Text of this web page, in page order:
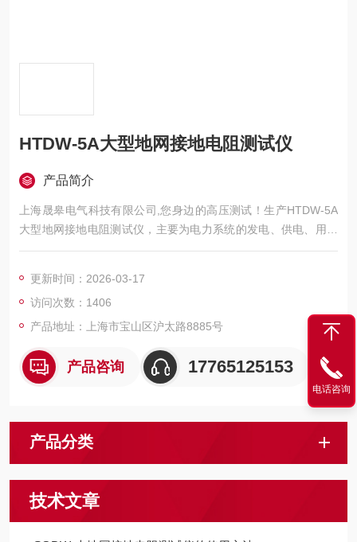
HTDW-5A大型地网接地电阻测试仪
产品简介
上海晟皋电气科技有限公司,您身边的高压测试！生产HTDW-5A
大型地网接地电阻测试仪，主要为电力系统的发电、供电、用电
部门，科研机构与电力设备相关的生产企业，提供的高压试验设
更新时间：2026-03-17
访问次数：1406
产品地址：上海市宝山区沪太路8885号
产品咨询 17765125153
产品分类
技术文章
电话咨询